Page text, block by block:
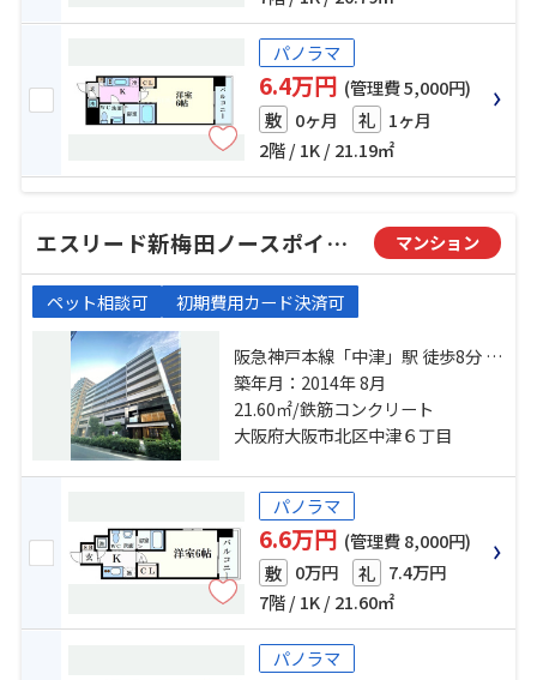
パノラマ
6.4万円 (管理費 5,000円)
敷 0ヶ月 礼 1ヶ月
2階 / 1K / 21.19㎡
エスリード新梅田ノースポイント マンション
ペット相談可 初期費用カード決済可
阪急神戸本線「中津」駅 徒歩8分 大
阪環状線「大阪」駅 徒歩13分 地下
鉄御堂筋線「中津」駅 徒歩13分
築年月：2014年 8月
21.60㎡/鉄筋コンクリート
大阪府大阪市北区中津６丁目
パノラマ
6.6万円 (管理費 8,000円)
敷 0万円 礼 7.4万円
7階 / 1K / 21.60㎡
パノラマ